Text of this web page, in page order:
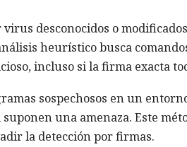
desconocidos o
heurístico busca
incluso si la firma exacta
sospechosos en un
una amenaza. Este
la detección por firmas.